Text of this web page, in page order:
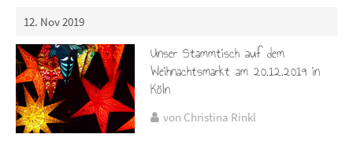
12. Nov 2019
Unser Stammtisch auf dem
Weihnachtsmarkt am 20.12.2019 in
Köln
von Christina Rinkl